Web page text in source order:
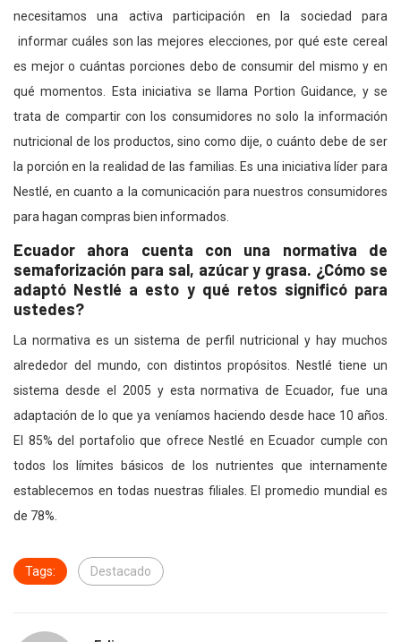
necesitamos una activa participación en la sociedad para
informar cuáles son las mejores elecciones, por qué este cereal
es mejor o cuántas porciones debo de consumir del mismo y en
qué momentos. Esta iniciativa se llama Portion Guidance, y se
trata de compartir con los consumidores no solo la información
nutricional de los productos, sino como dije, o cuánto debe de ser
la porción en la realidad de las familias. Es una iniciativa líder para
Nestlé, en cuanto a la comunicación para nuestros consumidores
para hagan compras bien informados.
Ecuador ahora cuenta con una normativa de
semaforización para sal, azúcar y grasa. ¿Cómo se
adaptó Nestlé a esto y qué retos significó para
ustedes?
La normativa es un sistema de perfil nutricional y hay muchos
alrededor del mundo, con distintos propósitos. Nestlé tiene un
sistema desde el 2005 y esta normativa de Ecuador, fue una
adaptación de lo que ya veníamos haciendo desde hace 10 años.
El 85% del portafolio que ofrece Nestlé en Ecuador cumple con
todos los límites básicos de los nutrientes que internamente
establecemos en todas nuestras filiales. El promedio mundial es
de 78%.
Tags: Destacado